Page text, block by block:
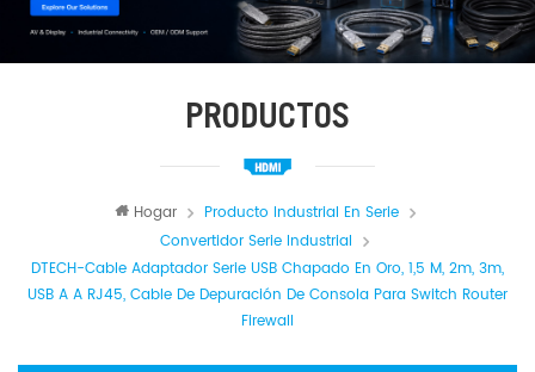
PRODUCTOS
Hogar
Producto Industrial En Serie
Convertidor Serie Industrial
DTECH-Cable Adaptador Serie USB Chapado En Oro, 1,5 M, 2m, 3m,
USB A A RJ45, Cable De Depuración De Consola Para Switch Router
Firewall